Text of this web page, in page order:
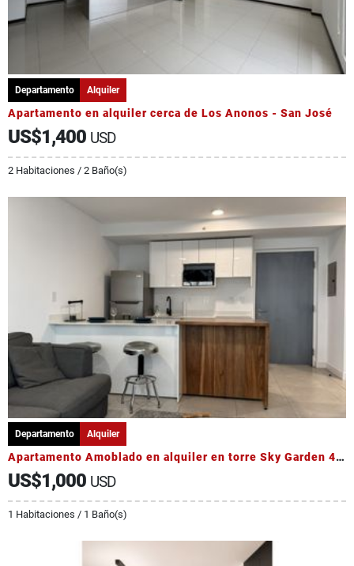
Departamento Alquiler
Apartamento en alquiler cerca de Los Anonos - San José
US$1,400 USD
2 Habitaciones / 2 Baño(s)
Departamento Alquiler
Apartamento Amoblado en alquiler en torre Sky Garden 4to Piso
US$1,000 USD
1 Habitaciones / 1 Baño(s)